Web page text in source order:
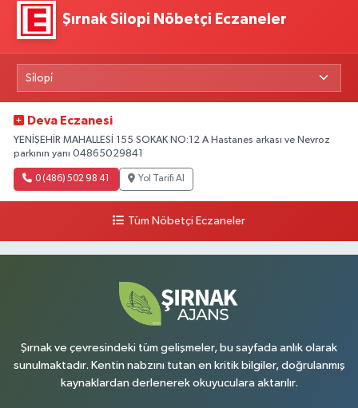
Şırnak Silopi Nöbetçi Eczaneler
Deva Eczanesi
YENİŞEHİR MAHALLESİ 155 SOKAK NO:12 A Hastanes arkası ve Nevroz
parkının yanı 04865029841
0 (486) 502 98 41 Yol Tarifi Al
Tüm Nöbetçi Eczaneler
Şırnak ve çevresindeki tüm gelişmeler, bu sayfada anlık olarak
sunulmaktadır. Kentin nabzını tutan en kritik bilgiler, doğrulanmış
kaynaklardan derlenerek okuyuculara aktarılır.